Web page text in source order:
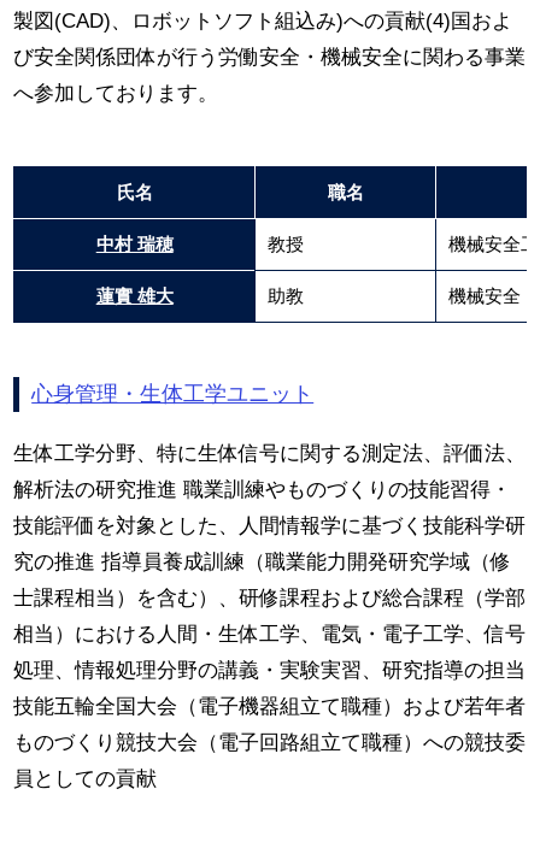
製図(CAD)、ロボットソフト組込み)への貢献(4)国およ
び安全関係団体が行う労働安全・機械安全に関わる事業
へ参加しております。
氏名 職名
中村 瑞穂 教授 機械安全
蓮實 雄大 助教 機械安全
心身管理・生体工学ユニット
生体工学分野、特に生体信号に関する測定法、評価法、
解析法の研究推進 職業訓練やものづくりの技能習得・
技能評価を対象とした、人間情報学に基づく技能科学研
究の推進 指導員養成訓練（職業能力開発研究学域（修
士課程相当）を含む）、研修課程および総合課程（学部
相当）における人間・生体工学、電気・電子工学、信号
処理、情報処理分野の講義・実験実習、研究指導の担当
技能五輪全国大会（電子機器組立て職種）および若年者
ものづくり競技大会（電子回路組立て職種）への競技委
員としての貢献